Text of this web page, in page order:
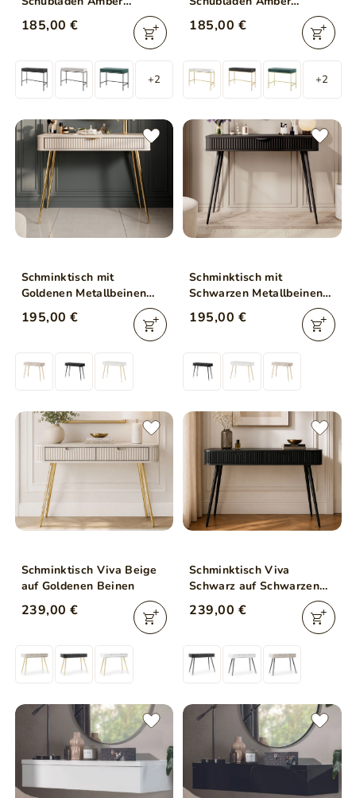
Schwarz
185,00 €
+2
Schwarz, Gold Frame
185,00 €
+2
Schminktisch mit
Goldenen Metallbeinen
Latina Beige
195,00 €
Schminktisch mit
Schwarzen Metallbeinen
Latina Schwarz
195,00 €
Schminktisch Viva Beige
auf Goldenen Beinen
239,00 €
Schminktisch Viva
Schwarz auf Schwarzen
Beinen
239,00 €